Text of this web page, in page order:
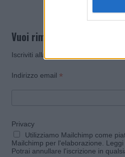
Vuoi rimanere sempre
Iscriviti alla newsletter di Gallura
Indirizzo email *
Privacy
Utilizziamo Mailchimp come
Mailchimp per l'elaborazione.
Potrai annullare l'iscrizione in